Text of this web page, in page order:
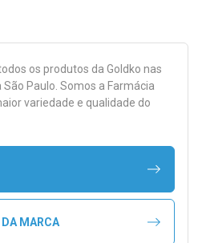
os produtos da Goldko nas
São Paulo. Somos a Farmácia
variedade e qualidade do
MARCA